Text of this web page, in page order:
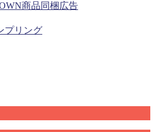
商品同梱広告
プリング